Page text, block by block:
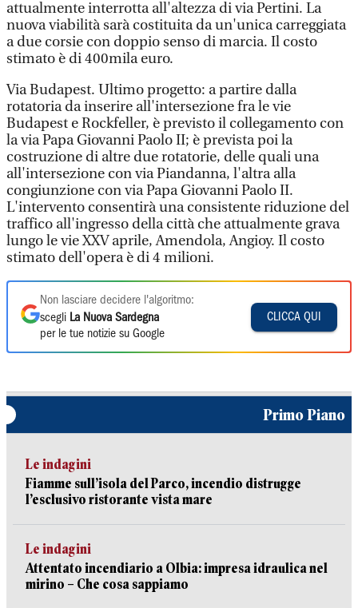
attualmente interrotta all'altezza di via Pertini. La
nuova viabilità sarà costituita da un'unica carreggiata
a due corsie con doppio senso di marcia. Il costo
stimato è di 400mila euro.
Via Budapest. Ultimo progetto: a partire dalla
rotatoria da inserire all'intersezione fra le vie
Budapest e Rockfeller, è previsto il collegamento con
la via Papa Giovanni Paolo II; è prevista poi la
costruzione di altre due rotatorie, delle quali una
all'intersezione con via Piandanna, l'altra alla
congiunzione con via Papa Giovanni Paolo II.
L'intervento consentirà una consistente riduzione del
traffico all'ingresso della città che attualmente grava
lungo le vie XXV aprile, Amendola, Angioy. Il costo
stimato dell'opera è di 4 milioni.
Non lasciare decidere l'algoritmo:
scegli La Nuova Sardegna
per le tue notizie su Google
CLICCA QUI
Primo Piano
Le indagini
Fiamme sull’isola del Parco, incendio distrugge
l’esclusivo ristorante vista mare
Le indagini
Attentato incendiario a Olbia: impresa idraulica nel
mirino – Che cosa sappiamo